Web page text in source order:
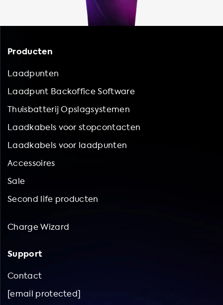
Producten
Laadpunten
Laadpunt Backoffice Software
Thuisbatterij Opslagsystemen
Laadkabels voor stopcontacten
Laadkabels voor laadpunten
Accessoires
Sale
Second life producten
Charge Wizard
Support
Contact
[email protected]